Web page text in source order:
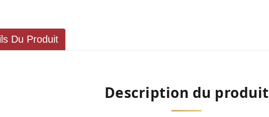
Du Produit
Description du produit